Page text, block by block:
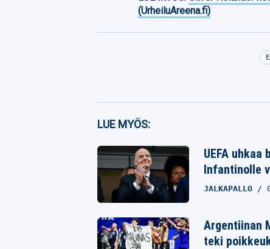
(UrheiluAreena.fi)
Whatsapp
LUE MYÖS:
UEFA
Infantinolle
JALKAPALLO
Argentiinan
teki